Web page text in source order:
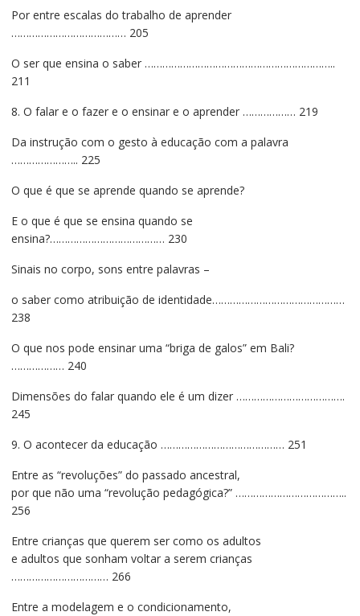
Por entre escalas do trabalho de aprender
………………………………… 205
O ser que ensina o saber ………………………………………………………..
211
8. O falar e o fazer e o ensinar e o aprender ……………… 219
Da instrução com o gesto à educação com a palavra
………………….. 225
O que é que se aprende quando se aprende?
E o que é que se ensina quando se
ensina?………………………………… 230
Sinais no corpo, sons entre palavras –
o saber como atribuição de identidade………………………………………
238
O que nos pode ensinar uma “briga de galos” em Bali?
……………… 240
Dimensões do falar quando ele é um dizer ……………………………….
245
9. O acontecer da educação …………………………………… 251
Entre as “revoluções” do passado ancestral,
por que não uma “revolução pedagógica?” ………………………………..
256
Entre crianças que querem ser como os adultos
e adultos que sonham voltar a serem crianças
…………………………… 266
Entre a modelagem e o condicionamento,